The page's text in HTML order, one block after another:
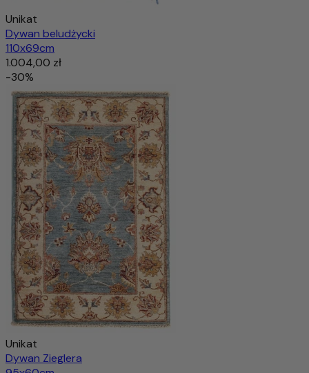
Unikat
Dywan beludżycki
110x69cm
1.004,00 zł
-30%
Unikat
Dywan Zieglera